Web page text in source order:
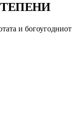
и богоугодниот